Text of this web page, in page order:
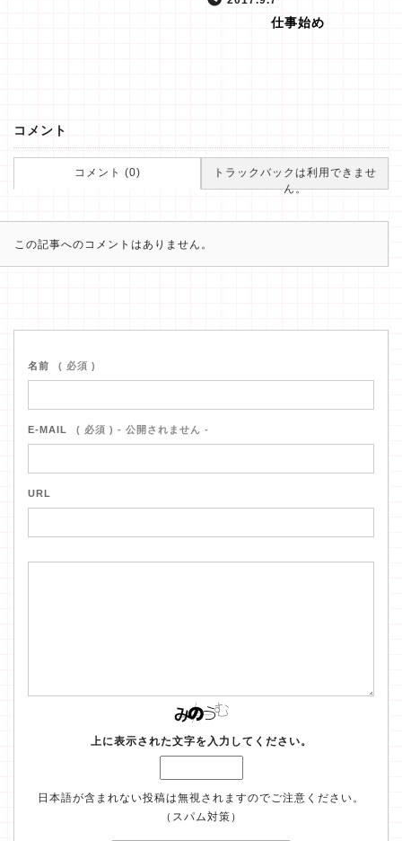
仕事始め
コメント
コメント (0)
トラックバックは利用できませ
ん。
この記事へのコメントはありません。
名前 ( 必須 )
E-MAIL ( 必須 ) - 公開されません -
URL
上に表示された文字を入力してください。
日本語が含まれない投稿は無視されますのでご注意ください。
（スパム対策）